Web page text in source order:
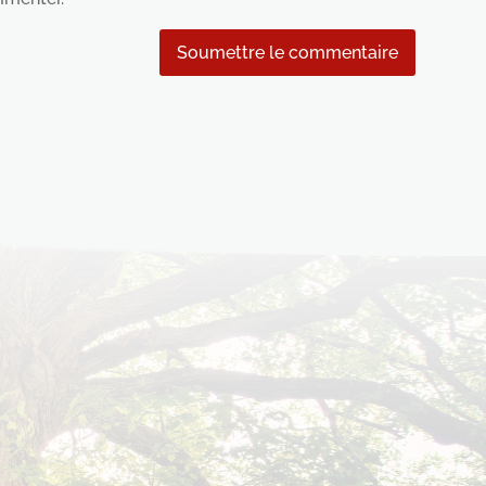
Soumettre le commentaire